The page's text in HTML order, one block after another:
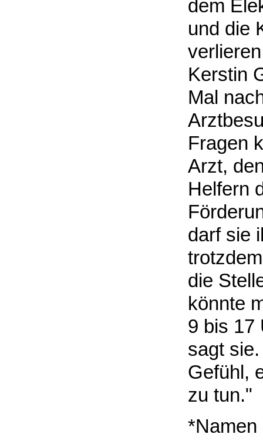
dem
und die
Kerstin
Mal
Fragen
Arzt,
Helfern
darf sie
die
könnte
9 bis 17
sagt
Gefühl,
zu tun."
*Namen